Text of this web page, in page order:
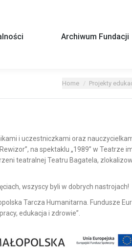
Archiwum Fundacji
Home Projekty
i uczestniczkami oraz
na spektaklu „1989” w Teatrze
teatralnej Teatru Bagatela,
wszyscy byli w dobrych nastrojach!
Tarcza Humanitarna. Fundusze
edukacja i zdrowie”.